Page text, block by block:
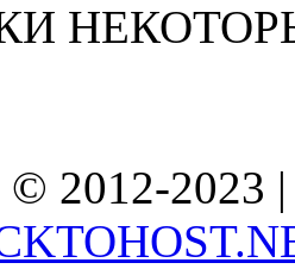
© 2012-2023